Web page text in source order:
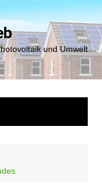
und Umwelt